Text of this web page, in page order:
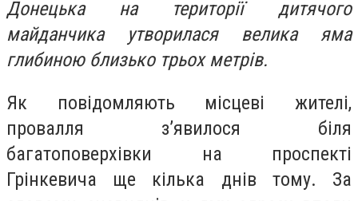
Донецька на території дитячого
майданчика утворилася велика яма
глибиною близько трьох метрів.
Як повідомляють місцеві жителі,
провалля з’явилося біля
багатоповерхівки на проспекті
Грінкевича ще кілька днів тому. За